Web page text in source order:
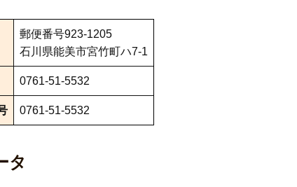
郵便番号923-1205
石川県能美市宮竹町ハ7-1
0761-51-5532
0761-51-5532
タ